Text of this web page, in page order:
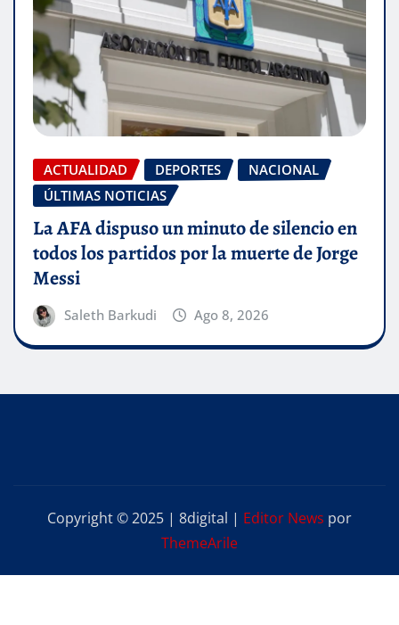
ACTUALIDAD DEPORTES
NACIONAL
ÚLTIMAS NOTICIAS
La AFA dispuso un minuto de silencio en
todos los partidos por la muerte de Jorge
Messi
Saleth Barkudi Ago 8, 2026
Copyright © 2025 | 8digital | Editor News por
ThemeArile